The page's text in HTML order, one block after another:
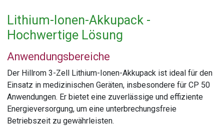
Lithium-Ionen-Akkupack -
Hochwertige Lösung
Anwendungsbereiche
Der Hillrom 3-Zell Lithium-Ionen-Akkupack ist ideal für den
Einsatz in medizinischen Geräten, insbesondere für CP 50
Anwendungen. Er bietet eine zuverlässige und effiziente
Energieversorgung, um eine unterbrechungsfreie
Betriebszeit zu gewährleisten.